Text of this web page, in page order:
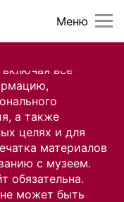
все
а также
целях и для
материалов
с музеем.
обязательна.
может быть
Меню